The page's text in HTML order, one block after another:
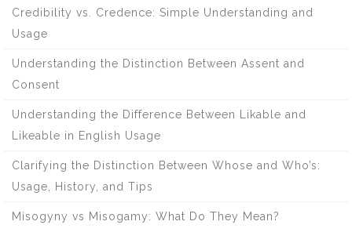
Credibility vs. Credence: Simple Understanding and
Usage
Understanding the Distinction Between Assent and
Consent
Understanding the Difference Between Likable and
Likeable in English Usage
Clarifying the Distinction Between Whose and Who’s:
Usage, History, and Tips
Misogyny vs Misogamy: What Do They Mean?